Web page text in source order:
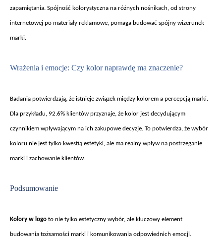
zapamiętania. Spójność kolorystyczna na różnych nośnikach, od strony
internetowej po materiały reklamowe, pomaga budować spójny wizerunek
marki.
Wrażenia i emocje: Czy kolor naprawdę ma znaczenie?
Badania potwierdzają, że istnieje związek między kolorem a percepcją marki.
Dla przykładu, 92.6% klientów przyznaje, że kolor jest decydującym
czynnikiem wpływającym na ich zakupowe decyzje. To potwierdza, że wybór
koloru nie jest tylko kwestią estetyki, ale ma realny wpływ na postrzeganie
marki i zachowanie klientów.
Podsumowanie
Kolory w logo to nie tylko estetyczny wybór, ale kluczowy element
budowania tożsamości marki i komunikowania odpowiednich emocji.